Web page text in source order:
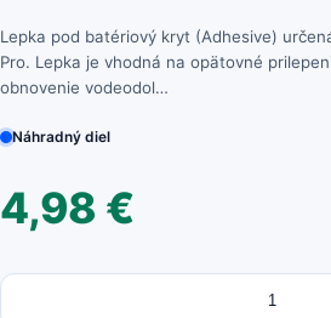
Lepka pod batériový kryt (Adhesive)
Pro. Lepka je vhodná na opätovné
obnovenie vodeodol…
Náhradný diel
4,98 €
Množstvo
množstvo
Xiaomi